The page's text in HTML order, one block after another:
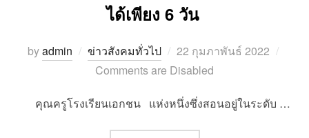
ได้เพียง 6 วัน
byadmin ข่าวสังคมทั่วไป
Posted
on
22 กุมภาพันธ์ 2022
Comments are Disabled
คุณครูโรงเรียนเอกชน แห่งหนึ่งซึ่งสอนอยู่ในระดับ …